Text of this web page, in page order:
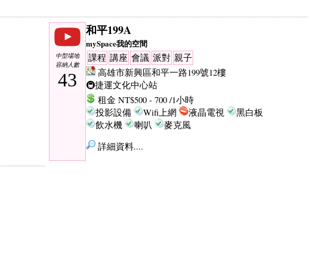
中型場地
容納人數
43
和平199A
mySpace我的空間
課程 講座 會議 派對 親子
高雄市新興區和平一路199號12樓
🚇捷運文化中心站
租金 NT$500 - 700 /1小時
投影設備
Wifi上網 液晶電視
黑白板
飲水機
喇叭
麥克風
詳細資料....